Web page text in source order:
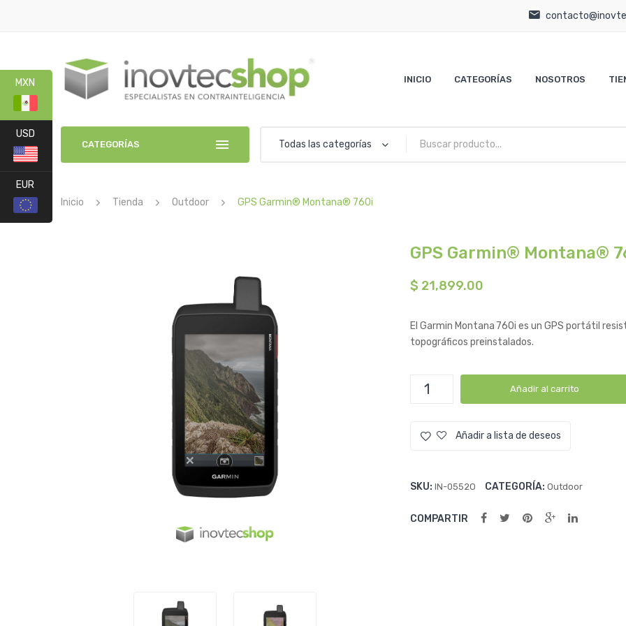
INICIO CATEGORÍAS NOSOTROS
CATEGORÍAS Todas las categorías
Inicio Tienda Outdoor GPS Garmin® Montana® 760i
GPS Garmin® Montana®
$ 21,899.00
El Garmin Montana 760i es un GPS portátil
topográficos preinstalados.
GPS Garmin® Montana®Añadir al carrito
Añadir a lista de deseos
SKU: IN-0552O CATEGORÍA: Outdoor
COMPARTIR
MXN
USD
EUR